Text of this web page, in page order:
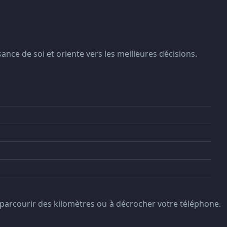
de soi et oriente vers les meilleures décisions.
des kilomètres ou à décrocher votre téléphone.